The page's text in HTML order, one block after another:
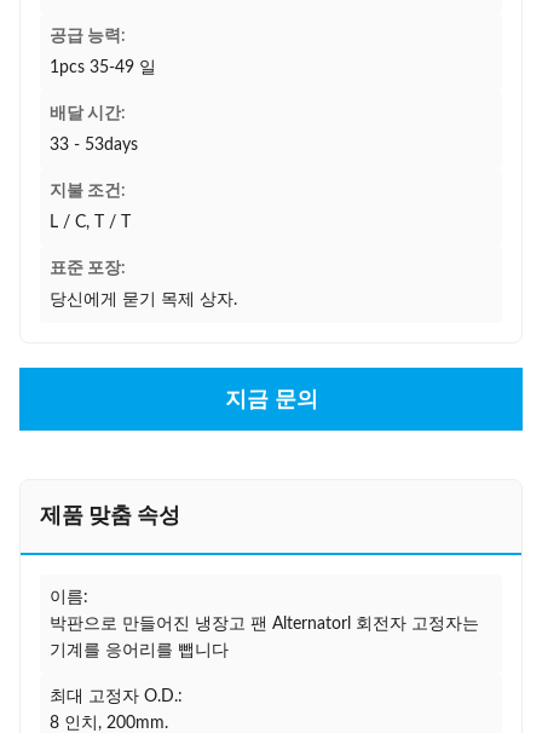
공급 능력:
1pcs 35-49 일
배달 시간:
33 - 53days
지불 조건:
L / C, T / T
표준 포장:
당신에게 묻기 목제 상자.
지금 문의
제품 맞춤 속성
이름:
박판으로 만들어진 냉장고 팬 Alternatorl 회전자 고정자는
기계를 응어리를 뺍니다
최대 고정자 O.D.:
8 인치, 200mm.